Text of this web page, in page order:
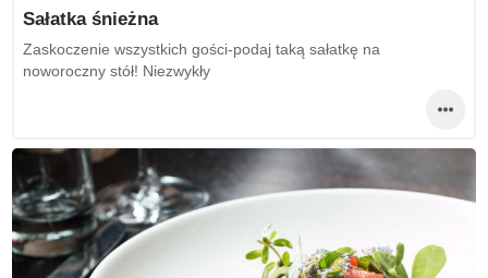
Sałatka śnieżna
Zaskoczenie wszystkich gości-podaj taką sałatkę na
noworoczny stół! Niezwykły